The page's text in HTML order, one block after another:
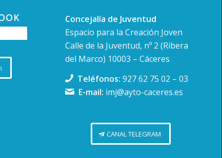
Concejalía de Juventud
Espacio para la Creación Joven
Calle de la Juventud, nº 2 (Ribera
del Marco) 10003 – Cáceres
Teléfonos: 927 62 75 02 –03
E-mail: imj@ayto-caceres.es
CANAL TELEGRAM